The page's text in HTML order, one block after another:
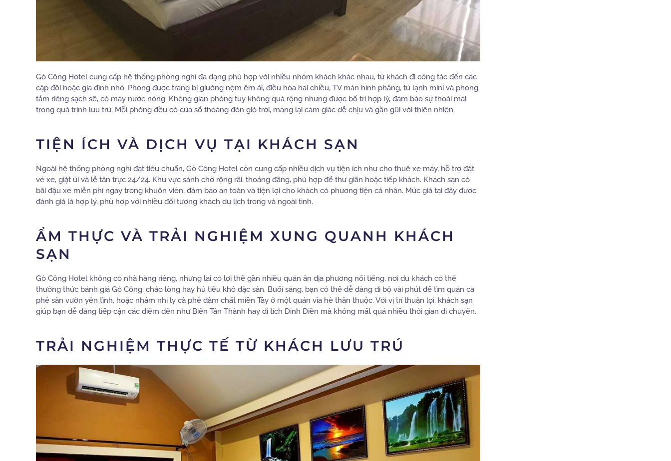
Gò Công Hotel cung cấp hệ thống phòng nghỉ đa dạng phù hợp với nhiều nhóm khách khác nhau, từ khách đi công tác đến các
cặp đôi hoặc gia đình nhỏ. Phòng được trang bị giường nệm êm ái, điều hòa hai chiều, TV màn hình phẳng, tủ lạnh mini và phòng
tắm riêng sạch sẽ, có máy nước nóng. Không gian phòng tuy không quá rộng nhưng được bố trí hợp lý, đảm bảo sự thoải mái
trong quá trình lưu trú. Mỗi phòng đều có cửa sổ thoáng đón gió trời, mang lại cảm giác dễ chịu và gần gũi với thiên nhiên.
TIỆN ÍCH VÀ DỊCH VỤ TẠI KHÁCH SẠN
Ngoài hệ thống phòng nghỉ đạt tiêu chuẩn, Gò Công Hotel còn cung cấp nhiều dịch vụ tiện ích như cho thuê xe máy, hỗ trợ đặt
vé xe, giặt ủi và lễ tân trực 24/24. Khu vực sảnh chờ rộng rãi, thoáng đãng, phù hợp để thư giãn hoặc tiếp khách. Khách sạn có
bãi đậu xe miễn phí ngay trong khuôn viên, đảm bảo an toàn và tiện lợi cho khách có phương tiện cá nhân. Mức giá tại đây được
đánh giá là hợp lý, phù hợp với nhiều đối tượng khách du lịch trong và ngoài tỉnh.
ẨM THỰC VÀ TRẢI NGHIỆM XUNG QUANH KHÁCH
SẠN
Gò Công Hotel không có nhà hàng riêng, nhưng lại có lợi thế gần nhiều quán ăn địa phương nổi tiếng, nơi du khách có thể
thưởng thức bánh giá Gò Công, cháo lòng hay hủ tiếu khô đặc sản. Buổi sáng, bạn có thể dễ dàng đi bộ vài phút để tìm quán cà
phê sân vườn yên tĩnh, hoặc nhâm nhi ly cà phê đậm chất miền Tây ở một quán vỉa hè thân thuộc. Với vị trí thuận lợi, khách sạn
giúp bạn dễ dàng tiếp cận các điểm đến như Biển Tân Thành hay di tích Dinh Điền mà không mất quá nhiều thời gian di chuyển.
TRẢI NGHIỆM THỰC TẾ TỪ KHÁCH LƯU TRÚ